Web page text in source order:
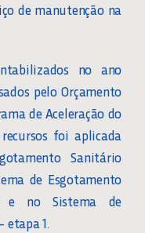
de manutenção na
no ano
pelo Orçamento
de Aceleração do
recursos foi aplicada
Sanitário
de Esgotamento
no Sistema de
etapa 1.